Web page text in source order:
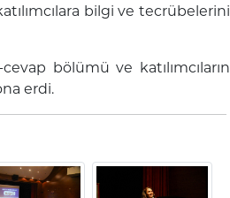
bilgi ve tecrübelerini
bölümü ve katılımcıların
erdi.